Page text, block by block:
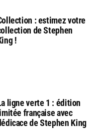
: estimez votre
de Stephen
!
ligne verte 1 : édition
limitée française avec
de Stephen King